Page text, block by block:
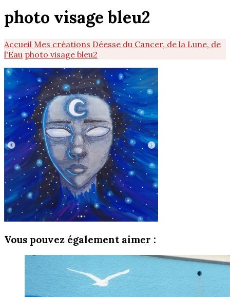
photo visage bleu2
Accueil Mes créations Déesse du Cancer, de la Lune, de
l'Eau photo visage bleu2
Vous pouvez également aimer :